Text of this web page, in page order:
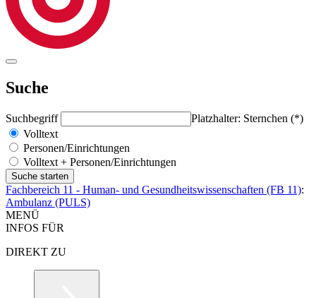
Suche
Suchbegriff
Platzhalter: Sternchen (*)
Volltext
Personen/Einrichtungen
Volltext + Personen/Einrichtungen
Fachbereich 11 - Human- und Gesundheitswissenschaften (FB 11):
Ambulanz (PULS)
MENÜ
INFOS FÜR
DIREKT ZU